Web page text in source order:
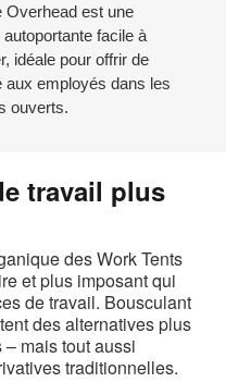
Overhead est une
autoportante facile à
idéale pour offrir de
aux employés dans les
ouverts.
travail plus
des Work Tents
et plus imposant qui
de travail. Bousculant
des alternatives plus
mais tout aussi
traditionnelles.